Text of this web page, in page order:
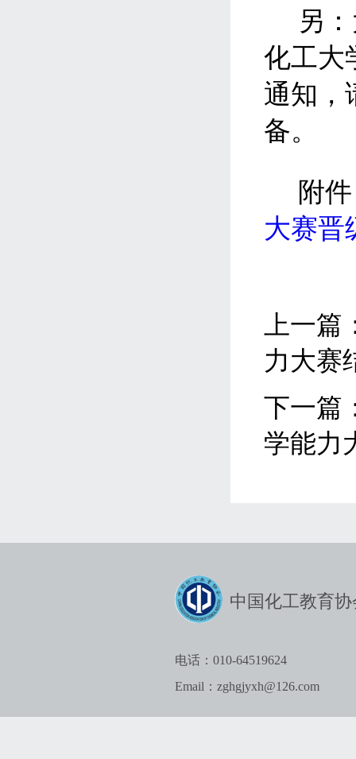
另
化工大
通知，
备。
附
大赛晋
上一篇
力大赛
下一篇
学能力
中国化工教育
电话：010-64519624
Email：zghgjyxh@126.com